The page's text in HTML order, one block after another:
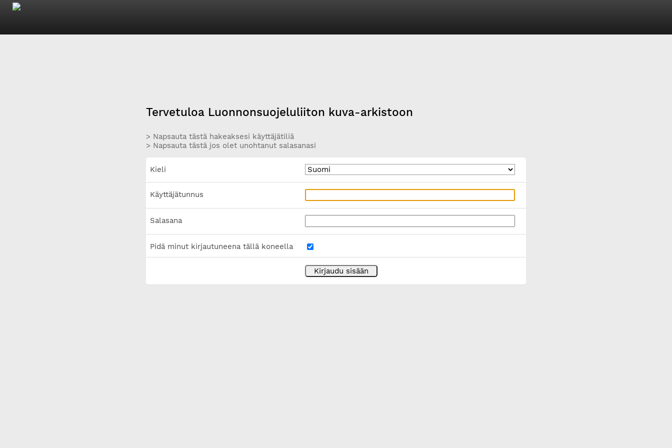
Tervetuloa Luonnonsuojeluliiton kuva-arkistoon
> Napsauta tästä hakeaksesi käyttäjätiliä
> Napsauta tästä jos olet unohtanut salasanasi
Kieli
Käyttäjätunnus
Salasana
Pidä minut kirjautuneena tällä koneella